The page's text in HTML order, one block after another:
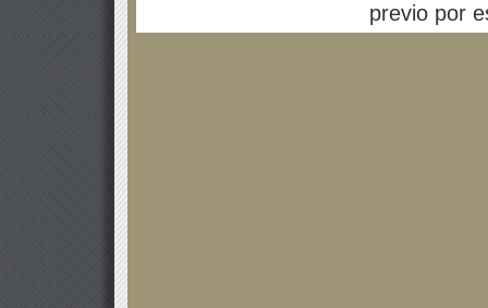
previo por